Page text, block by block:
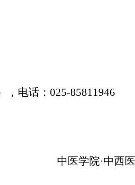
，电话：025-85811946
中医学院·中西